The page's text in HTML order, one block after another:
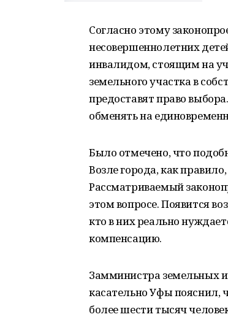
Согласно этому
несовершеннолетних
инвалидом, стоящим на
земельного участка в
предоставят право
обменять на
Было отмечено, что
Возле города, как
Рассматриваемый
этом вопросе. Появится
кто в них реально
компенсацию.
Замминистра земельных
касательно Уфы пояснил,
более шести тысяч